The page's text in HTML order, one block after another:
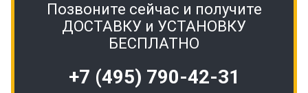
Позвоните сейчас и получите
ДОСТАВКУ и УСТАНОВКУ
БЕСПЛАТНО
+7 (495) 790-42-31